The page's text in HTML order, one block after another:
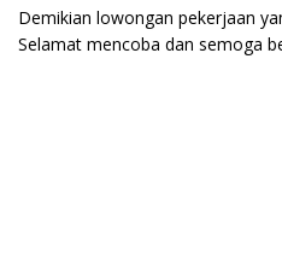
Demikian lowongan pekerjaan
Selamat mencoba dan semoga